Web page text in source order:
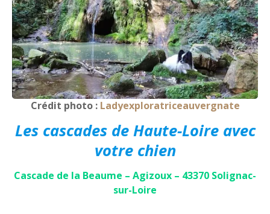
Crédit photo : Ladyexploratriceauvergnate
Les cascades de Haute-Loire avec
votre chien
Cascade de la Beaume – Agizoux – 43370 Solignac-
sur-Loire